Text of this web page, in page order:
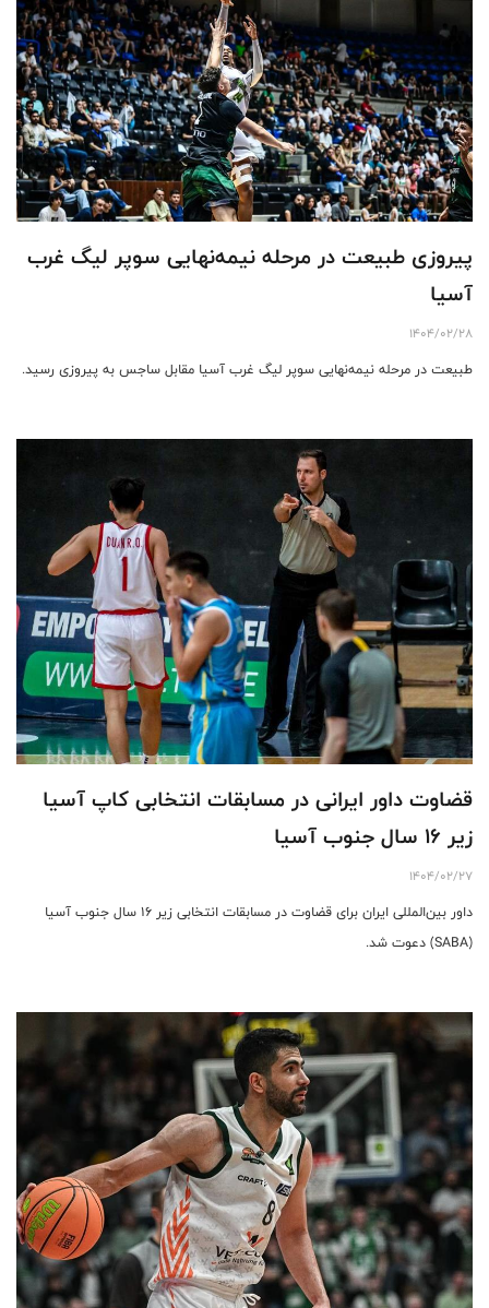
پیروزی طبیعت در مرحله نیمه‌نهایی سوپر لیگ غرب
آسیا
1404/02/28
طبیعت در مرحله نیمه‌نهایی سوپر لیگ غرب آسیا مقابل ساجس به پیروزی رسید.
قضاوت داور ایرانی در مسابقات انتخابی کاپ آسیا
زیر ۱۶ سال جنوب آسیا
1404/02/27
داور بین‌المللی ایران برای قضاوت در مسابقات انتخابی زیر ۱۶ سال جنوب آسیا
(SABA) دعوت شد.